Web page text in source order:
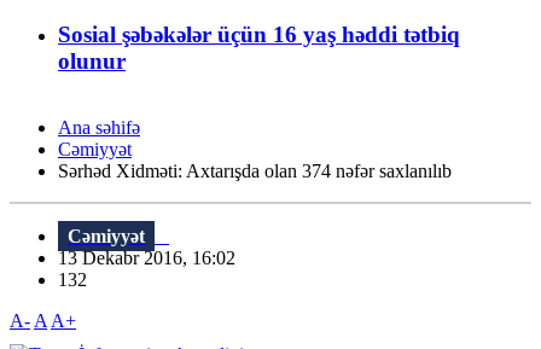
Sosial şəbəkələr üçün 16 yaş həddi tətbiq
olunur
Ana səhifə
Cəmiyyət
Sərhəd Xidməti: Axtarışda olan 374 nəfər saxlanılıb
Cəmiyyət
13 Dekabr 2016, 16:02
132
A- A A+